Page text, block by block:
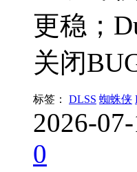
更稳；
关闭
标签： DLSS 蜘蛛侠
2026-
0